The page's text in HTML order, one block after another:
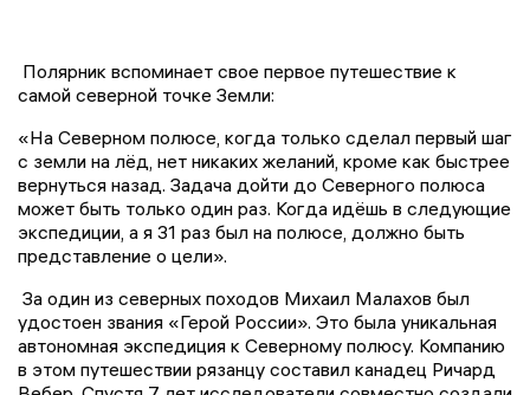
Полярник вспоминает свое первое путешествие к
самой северной точке Земли:
«На Северном полюсе, когда только сделал первый шаг
с земли на лёд, нет никаких желаний, кроме как быстрее
вернуться назад. Задача дойти до Северного полюса
может быть только один раз. Когда идёшь в следующие
экспедиции, а я 31 раз был на полюсе, должно быть
представление о цели».
За один из северных походов Михаил Малахов был
удостоен звания «Герой России». Это была уникальная
автономная экспедиция к Северному полюсу. Компанию
в этом путешествии рязанцу составил канадец Ричард